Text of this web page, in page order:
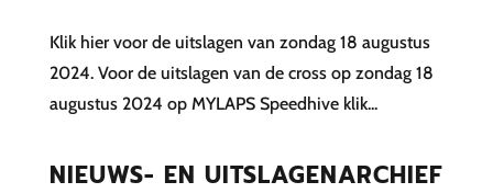
Klik hier voor de uitslagen van zondag 18 augustus
2024. Voor de uitslagen van de cross op zondag 18
augustus 2024 op MYLAPS Speedhive klik...
NIEUWS- EN UITSLAGENARCHIEF